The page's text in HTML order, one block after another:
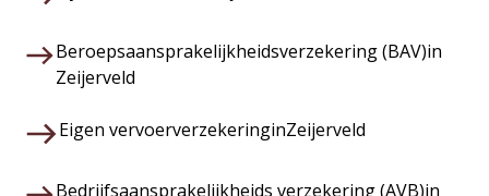
Beroepsaansprakelijkheidsverzekering (BAV)in
Zeijerveld
Eigen vervoerverzekeringinZeijerveld
Bedrijfsaansprakelijkheids verzekering (AVB)in